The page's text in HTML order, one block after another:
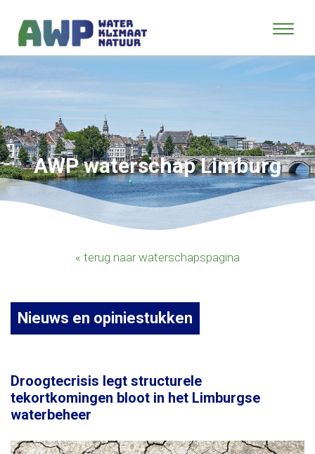
AWP waterschap Limburg
« terug naar waterschapspagina
Nieuws en opiniestukken
Droogtecrisis legt structurele
tekortkomingen bloot in het Limburgse
waterbeheer